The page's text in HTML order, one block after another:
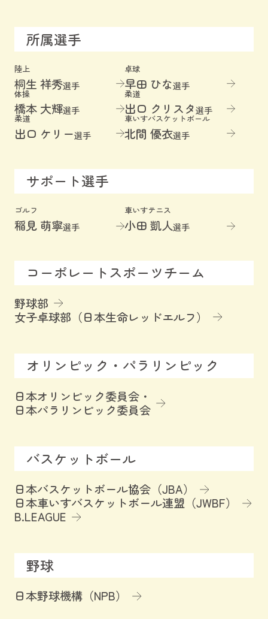
所属選手
陸上
桐生 祥秀選手
卓球
早田 ひな選手
体操
橋本 大輝選手
柔道
出口 クリスタ選手
柔道
出口 ケリー選手
車いすバスケットボール
北間 優衣選手
サポート選手
ゴルフ
稲見 萌寧選手
車いすテニス
小田 凱人選手
コーポレートスポーツチーム
野球部
女子卓球部（日本生命レッドエルフ）
オリンピック・パラリンピック
日本オリンピック委員会・
日本パラリンピック委員会
バスケットボール
日本バスケットボール協会（JBA）
日本車いすバスケットボール連盟（JWBF）
B.LEAGUE
野球
日本野球機構（NPB）